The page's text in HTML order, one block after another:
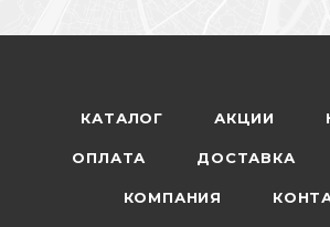
КАТАЛОГ АКЦИИ
ОПЛАТА ДОСТАВКА
КОМПАНИЯ